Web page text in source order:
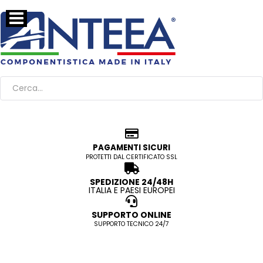
PAGAMENTI SICURI
PROTETTI DAL CERTIFICATO SSL
SPEDIZIONE 24/48H
ITALIA E PAESI EUROPEI
SUPPORTO ONLINE
SUPPORTO TECNICO 24/7